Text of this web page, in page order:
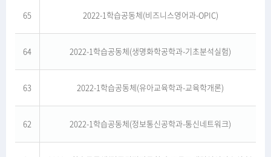
65 2022-1학습공동체(비즈니스영어과-OPIC)
64 2022-1학습공동체(생명화학공학과-기초분석실험)
63 2022-1학습공동체(유아교육학과-교육학개론)
62 2022-1학습공동체(정보통신공학과-통신네트워크)